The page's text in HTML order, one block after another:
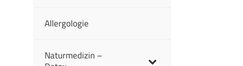
Allergologie
Naturmedizin –